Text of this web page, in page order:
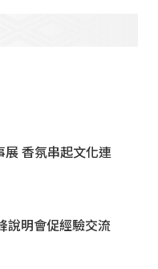
香氛串起文化連
說明會促經驗交流